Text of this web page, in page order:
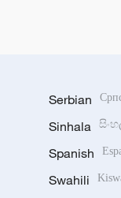
Serbian
Sinhala
Spanish
Swahili